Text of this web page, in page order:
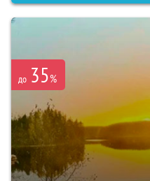
до 35%